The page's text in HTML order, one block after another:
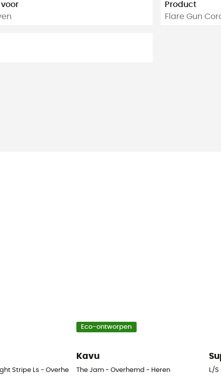
Product
Flare Gun
Stripe Ls - Overhemd - Heren
Eco-ontworpen
Kavu
The Jam - Overhemd - Heren L/